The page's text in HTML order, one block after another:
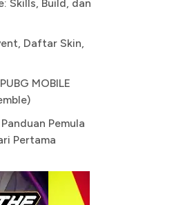
Skills, Build, dan
Daftar Skin,
MOBILE
Pemula
Pertama